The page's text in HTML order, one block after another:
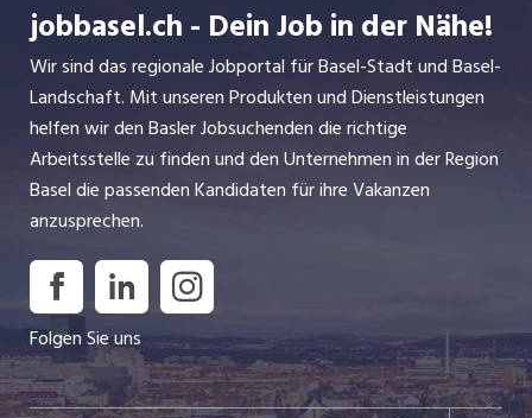
jobbasel.ch - Dein Job in der Nähe!
Wir sind das regionale Jobportal für Basel-Stadt und Basel-
Landschaft. Mit unseren Produkten und Dienstleistungen
helfen wir den Basler Jobsuchenden die richtige
Arbeitsstelle zu finden und den Unternehmen in der Region
Basel die passenden Kandidaten für ihre Vakanzen
anzusprechen.
Folgen Sie uns